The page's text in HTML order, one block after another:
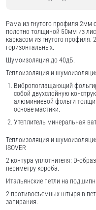
Рама из гнутого профиля 2мм
полотно толщиной 50мм из
каркасом из гнутого профиля.
горизонтальных.
Шумоизоляция до 40дБ.
Теплоизоляция и
Вибропоглащающий
собой двухслойную
алюминиевой фольги
основе мастики.
Утеплитель минеральная
Теплоизоляция и
ISOVER
2 контура уплотнителя: D-
периметру короба.
Итальянские петли на
2 противосъемных штыря в
запирания.